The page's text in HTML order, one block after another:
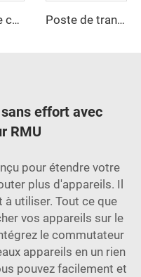
Matériel de commutation XGN15 à enceinte métallique Poste de transformation haute tension
effort avec
RMU
pour étendre votre
plus d'appareils. Il
utiliser. Tout ce que
vos appareils sur le
le commutateur
appareils en un rien
pouvez facilement et